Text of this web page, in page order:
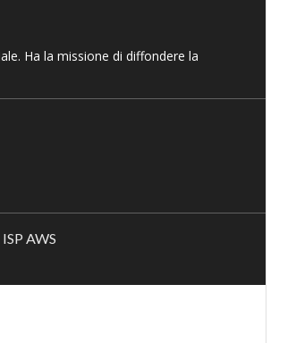
Ha la missione di diffondere la
AWS